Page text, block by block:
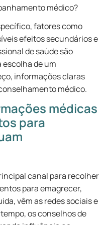
médico?
fatores como
efeitos secundários e
de saúde são
escolha de um
informações claras
médico.
médicas
para
canal para recolher
para emagrecer,
vêm as redes sociais e
os conselhos de